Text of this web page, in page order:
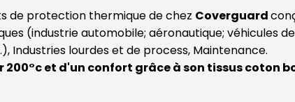
de protection thermique de chez Coverguard
(industrie automobile; aéronautique; véhicules
Industries lourdes et de process, Maintenance.
et d'un confort grâce à son tissus coton